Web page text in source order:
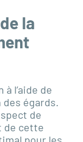
la
l’aide de
égards.
de
de cette